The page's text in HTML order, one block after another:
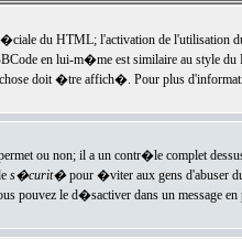
du HTML; l'activation de l'utilisation
en lui-m�me est similaire au style
doit �tre affich�. Pour plus
ou non; il a un contr�le complet
s�curit�pour �viter aux gens d'abuser
le d�sactiver dans un message en